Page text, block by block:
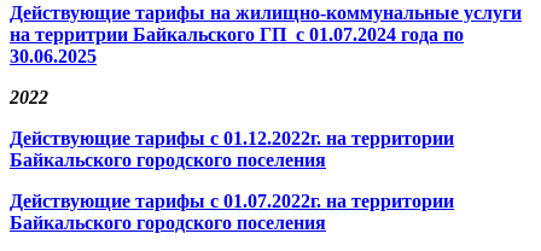
Действующие тарифы на жилищно-коммунальные услуги
на территрии Байкальского ГП с 01.07.2024 года по
30.06.2025
2022
Действующие тарифы с 01.12.2022г. на территории
Байкальского городского поселения
Действующие тарифы с 01.07.2022г. на территории
Байкальского городского поселения